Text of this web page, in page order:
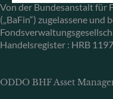
Von der Bundesanstalt für
(„BaFin“) zugelassene und
Handelsregister : HRB
ODDO BHF Asset